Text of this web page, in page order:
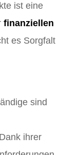
ist eine
finanziellen
es Sorgfalt
sind
ihrer